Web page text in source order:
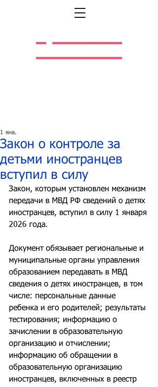
Закон о контроле за
детьми иностранцев
вступил в силу
1 янв.
Закон, которым установлен механизм
передачи в МВД РФ сведений о детях
иностранцев, вступил в силу 1 января
2026 года.
Документ обязывает региональные и
муниципальные органы управления
образованием передавать в МВД
сведения о детях иностранцев, в том
числе: персональные данные
ребенка и его родителей; результаты
тестирования; информацию о
зачислении в образовательную
организацию и отчислении;
информацию об обращении в
образовательную организацию
иностранцев, включенных в реестр